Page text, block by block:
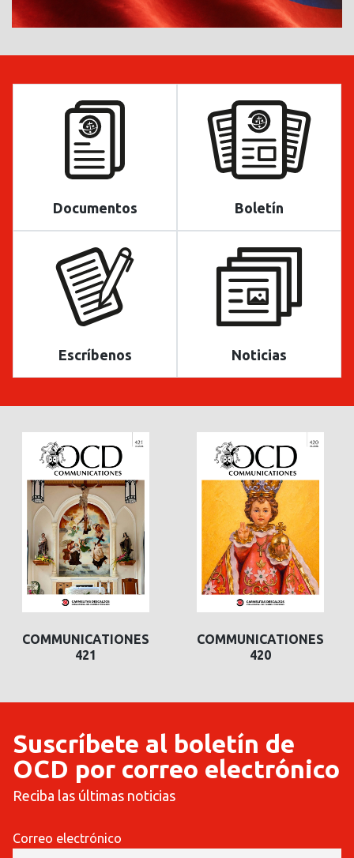
Documentos Boletín
Escríbenos Noticias
COMMUNICATIONES
421
COMMUNICATIONES
420
COMMUNICATIONES
420
COMMUNICATIONES
419
Suscríbete al boletín de
OCD por correo electrónico
Reciba las últimas noticias
Correo electrónico